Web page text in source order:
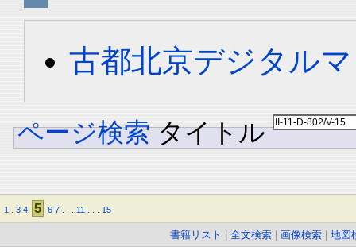
古都北京デジタル
ページ検索 タイトル
1 3 4 5 6 7 11 15
書籍リスト 全文検索 画像検索 地図